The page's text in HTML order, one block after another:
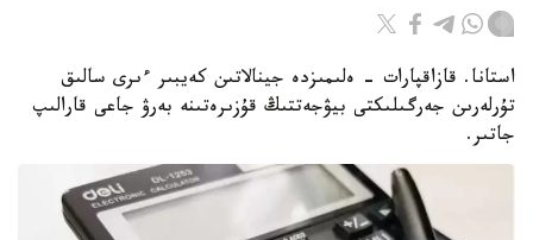
استانا. قازاقپارات - ەلىمىزدە جينالاتىن كەيبىر ءىرى سالىق
تۇرلەرىن جەرگىلىكتى بيۋجەتتىڭ قۇزىرەتىنە بەرۋ جاعى قارالىپ
جاتىر.